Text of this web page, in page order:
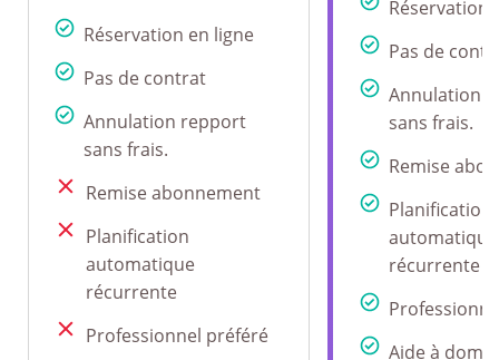
Réservation
Pas de
Annulation
sans frais.
Remise
Planification
automatique
récurrente
Aide à
Réservation en ligne
Pas de contrat
Annulation repport
sans frais.
Remise abonnement
Planification
automatique
récurrente
Professionnel préféré